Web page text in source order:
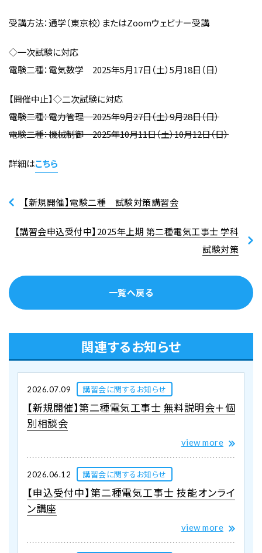
受講方法：通学（東京校）またはZoomウェビナー受講
◇一次試験に対応
電験二種：電気数学 2025年5月17日（土）5月18日（日）
【開催中止】◇二次試験に対応
電験二種：電力管理 2025年9月27日（土）9月28日（日）
電験二種：機械制御 2025年10月11日（土）10月12日（日）
詳細はこちら
【新規開催】電験二種 試験対策講習会
一覧へ戻る
【講習会申込受付中】2025年上期 第二種電気工事士 学科
試験対策
関連するお知らせ
2026.07.09 講習会に関するお知らせ
【新規開催】第二種電気工事士 無料説明会＋個
別相談会
view more
2026.06.12 講習会に関するお知らせ
【申込受付中】第二種電気工事士 技能オンライ
ン講座
view more